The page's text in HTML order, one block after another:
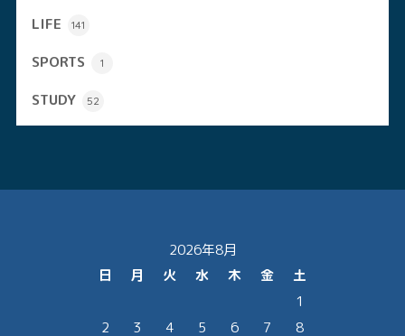
LIFE 141
SPORTS 1
STUDY 52
2026年8月
日
月 火 水 木 金
土
1
2
3 4 5 6 7
8